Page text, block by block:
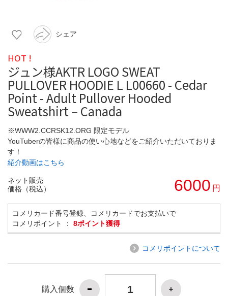
シェア
HOT !
ジュン様AKTR LOGO SWEAT
PULLOVER HOODIE L L00660 - Cedar
Point - Adult Pullover Hooded
Sweatshirt – Canada
※WWW2.CCRSK12.ORG 限定モデル
YouTuberの皆様に商品の使い心地などをご紹介いただいておりま
す！
紹介動画はこちら
ネット販売
価格（税込）
6000 円
コメリカード番号登録、コメリカードでお支払いで
コメリポイント ： 8ポイント獲得
コメリポイントについて
購入個数